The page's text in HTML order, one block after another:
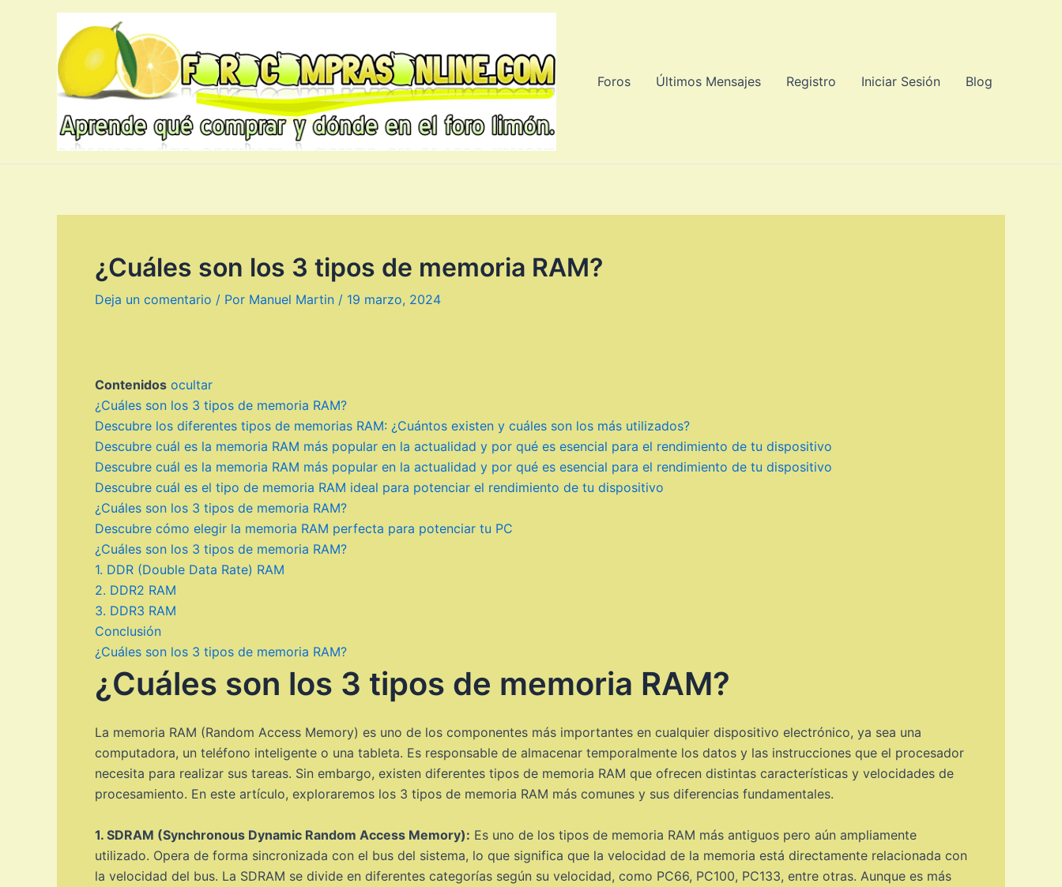
Foros
Últimos Mensajes Registro Iniciar Sesión Blog
¿Cuáles son los 3 tipos de memoria RAM?
Deja un comentario / Por Manuel Martin / 19 marzo, 2024
Contenidos ocultar
¿Cuáles son los 3 tipos de memoria RAM?
Descubre los diferentes tipos de memorias RAM: ¿Cuántos existen y cuáles son los más utilizados?
Descubre cuál es la memoria RAM más popular en la actualidad y por qué es esencial para el rendimiento de tu dispositivo
Descubre cuál es la memoria RAM más popular en la actualidad y por qué es esencial para el rendimiento de tu dispositivo
Descubre cuál es el tipo de memoria RAM ideal para potenciar el rendimiento de tu dispositivo
¿Cuáles son los 3 tipos de memoria RAM?
Descubre cómo elegir la memoria RAM perfecta para potenciar tu PC
¿Cuáles son los 3 tipos de memoria RAM?
1. DDR (Double Data Rate) RAM
2. DDR2 RAM
3. DDR3 RAM
Conclusión
¿Cuáles son los 3 tipos de memoria RAM?
¿Cuáles son los 3 tipos de memoria RAM?
La memoria RAM (Random Access Memory) es uno de los componentes más importantes en cualquier dispositivo electrónico, ya sea una
computadora, un teléfono inteligente o una tableta. Es responsable de almacenar temporalmente los datos y las instrucciones que el procesador
necesita para realizar sus tareas. Sin embargo, existen diferentes tipos de memoria RAM que ofrecen distintas características y velocidades de
procesamiento. En este artículo, exploraremos los 3 tipos de memoria RAM más comunes y sus diferencias fundamentales.
1. SDRAM (Synchronous Dynamic Random Access Memory): Es uno de los tipos de memoria RAM más antiguos pero aún ampliamente
utilizado. Opera de forma sincronizada con el bus del sistema, lo que significa que la velocidad de la memoria está directamente relacionada con
la velocidad del bus. La SDRAM se divide en diferentes categorías según su velocidad, como PC66, PC100, PC133, entre otras. Aunque es más